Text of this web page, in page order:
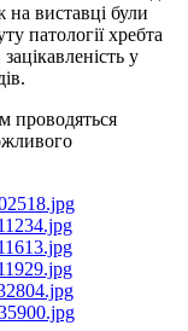
виставці були
патології хребта
у
проводяться